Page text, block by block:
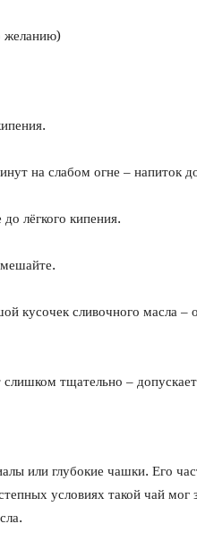
желанию)
на слабом огне – напиток
лёгкого кипения.
кусочек сливочного масла –
тщательно –
или глубокие чашки. Его
условиях такой чай